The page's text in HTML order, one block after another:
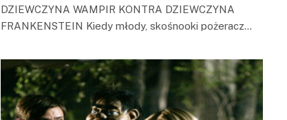
DZIEWCZYNA WAMPIR KONTRA DZIEWCZYNA
FRANKENSTEIN Kiedy młody, skośnooki pożeracz…